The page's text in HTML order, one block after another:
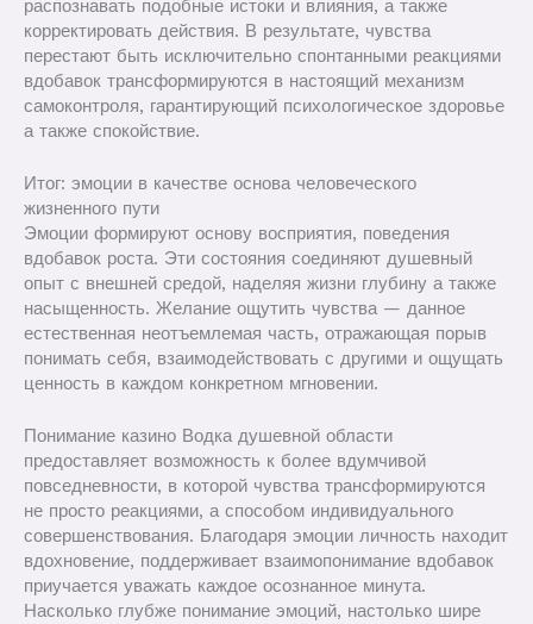
распознавать подобные истоки и влияния, а также
корректировать действия. В результате, чувства
перестают быть исключительно спонтанными реакциями
вдобавок трансформируются в настоящий механизм
самоконтроля, гарантирующий психологическое здоровье
а также спокойствие.
Итог: эмоции в качестве основа человеческого
жизненного пути
Эмоции формируют основу восприятия, поведения
вдобавок роста. Эти состояния соединяют душевный
опыт с внешней средой, наделяя жизни глубину а также
насыщенность. Желание ощутить чувства — данное
естественная неотъемлемая часть, отражающая порыв
понимать себя, взаимодействовать с другими и ощущать
ценность в каждом конкретном мгновении.
Понимание казино Водка душевной области
предоставляет возможность к более вдумчивой
повседневности, в которой чувства трансформируются
не просто реакциями, а способом индивидуального
совершенствования. Благодаря эмоции личность находит
вдохновение, поддерживает взаимопонимание вдобавок
приучается уважать каждое осознанное минута.
Насколько глубже понимание эмоций, настолько шире